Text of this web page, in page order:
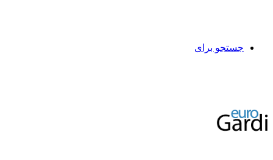
جستجو برای